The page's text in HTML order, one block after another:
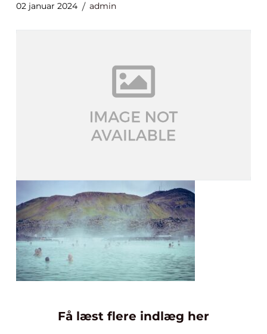
02 januar 2024 admin
Få læst flere indlæg her